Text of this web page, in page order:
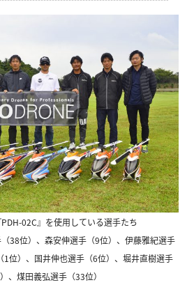
02C』を使用している選手たち
38位）、森安伸選手（9位）、伊藤雅紀選手
1位）、国井伸也選手（6位）、堀井直樹選手
）、煤田義弘選手（33位）